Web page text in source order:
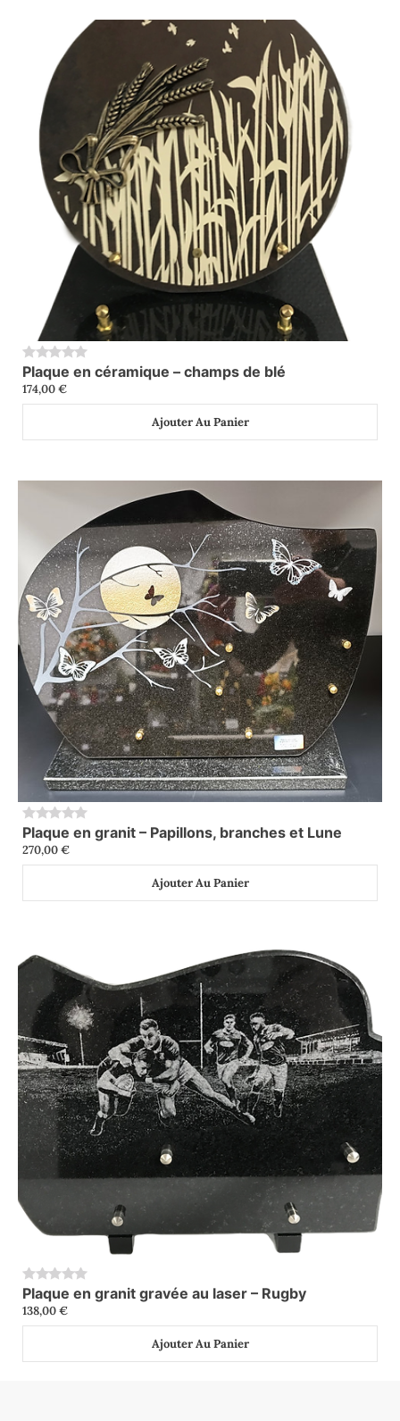
0
Plaque en céramique – champs de blé
174,00€
Ajouter Au Panier
0
Plaque en granit – Papillons, branches et Lune
270,00€
Ajouter Au Panier
0
Plaque en granit gravée au laser – Rugby
138,00€
Ajouter Au Panier